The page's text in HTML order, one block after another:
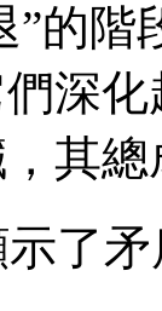
”的階
深
其
了